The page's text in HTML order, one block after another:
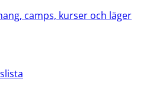
camps, kurser och läger